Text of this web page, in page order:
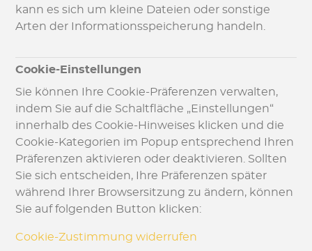
kann es sich um kleine Dateien oder sonstige
Arten der Informationsspeicherung handeln.
Cookie-Einstellungen
Sie können Ihre Cookie-Präferenzen verwalten,
indem Sie auf die Schaltfläche „Einstellungen“
innerhalb des Cookie-Hinweises klicken und die
Cookie-Kategorien im Popup entsprechend Ihren
Präferenzen aktivieren oder deaktivieren. Sollten
Sie sich entscheiden, Ihre Präferenzen später
während Ihrer Browsersitzung zu ändern, können
Sie auf folgenden Button klicken:
Cookie-Zustimmung widerrufen